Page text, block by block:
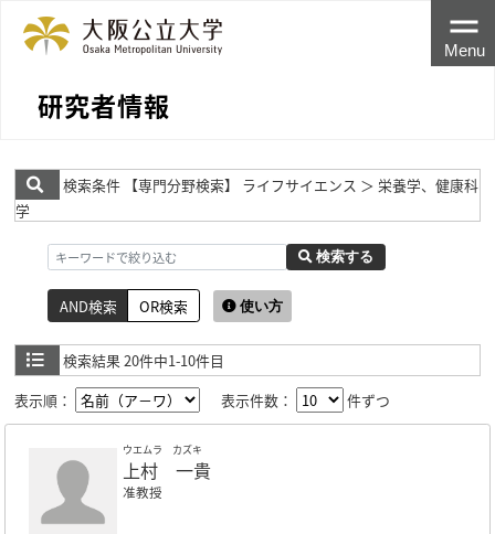
研究者情報
Menu
検索条件 【専門分野検索】 ライフサイエンス ＞ 栄養学、健康科
学
検索する
AND検索 OR検索 使い方
検索結果 20件中1-10件目
表示順：
表示件数： 件ずつ
ウエムラ カズキ
上村 一貴
准教授